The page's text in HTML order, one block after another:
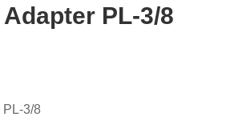
Adapter PL-3/8
PL-3/8